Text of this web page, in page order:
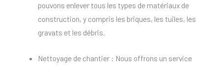
pouvons enlever tous les types de matériaux de
construction, y compris les briques, les tuiles, les
gravats et les débris.
Nettoyage de chantier : Nous offrons un service